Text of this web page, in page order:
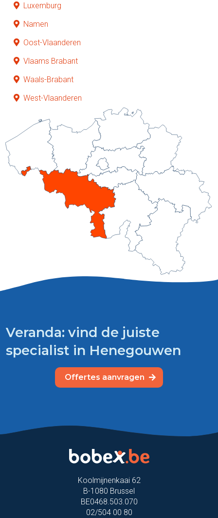
Luxemburg
Namen
Oost-Vlaanderen
Vlaams Brabant
Waals-Brabant
West-Vlaanderen
Veranda: vind de juiste
specialist in Henegouwen
Offertes aanvragen
Koolmijnenkaai 62
B-1080 Brussel
BE0468.503.070
02/504 00 80